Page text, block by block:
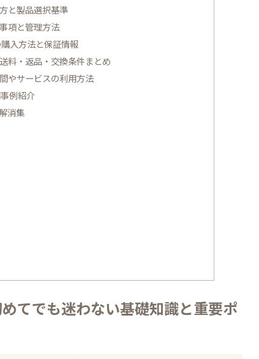
と製品選択基準
項と管理方法
入方法と保証情報
料・返品・交換条件まとめ
やサービスの利用方法
例紹介
消集
てでも迷わない基礎知識と重要ポ